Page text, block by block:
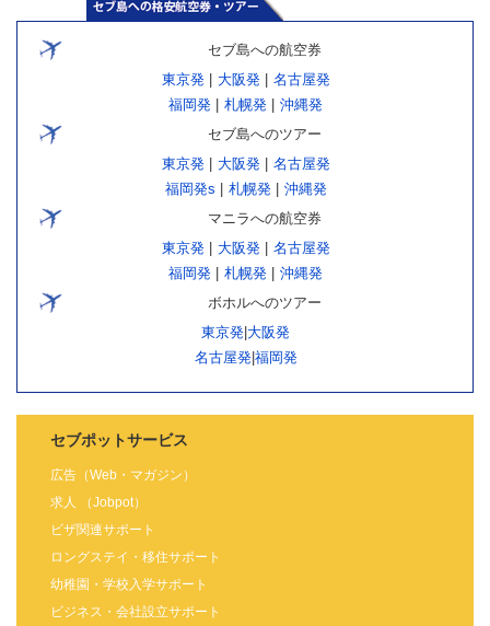
セブ島への航空券
東京発| 大阪発| 名古屋発
福岡発
札幌発
沖縄発
セブ島へのツアー
東京発| 大阪発| 名古屋発
福岡発s
札幌発| 沖縄発
マニラへの航空券
東京発| 大阪発| 名古屋発
福岡発
札幌発
沖縄発
ボホルへのツアー
東京発 大阪発
名古屋発| 福岡発
セブポットサービス
広告（Web・マガジン）
求人 （Jobpot）
ビザ関連サポート
ロングステイ・移住サポート
幼稚園・学校入学サポート
ビジネス・会社設立サポート